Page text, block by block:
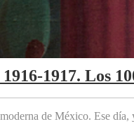
1917. Los
de México. Ese